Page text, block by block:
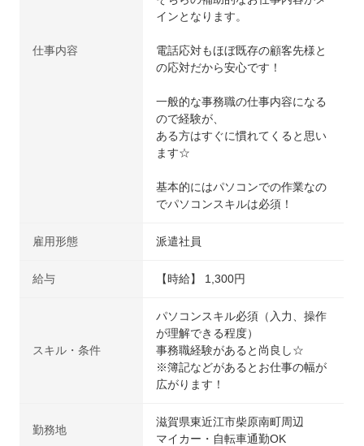
仕事内容
インとなります。
電話応対もほぼ既存の顧客先様と
の応対だから安心です！
一般的な事務職の仕事内容になる
ので経験が、
ある方はすぐに慣れてくると思い
ます☆
基本的にはパソコンでの作業なの
でパソコンスキルは必須！
雇用形態 派遣社員
給与 【時給】 1,300円
スキル・条件
パソコンスキル必須（入力、操作
が理解できる程度）
事務職経験があると尚良し☆
※簿記などがあるとお仕事の幅が
広がります！
勤務地
滋賀県東近江市柴原南町周辺
マイカー・自転車通勤OK